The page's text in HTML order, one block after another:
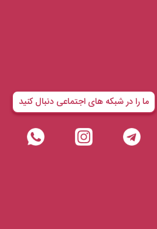
ما را در شبکه های اجتماعی دنبال کنید